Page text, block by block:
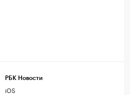
РБК Новости
iOS